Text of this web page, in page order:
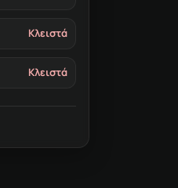
Κλειστά
Κλειστά